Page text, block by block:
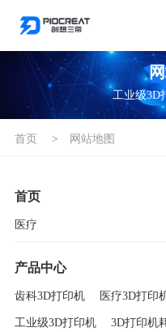
工业级3D
首页 > 网站地图
首页
医疗
产品中心
齿科3D打印机 医疗3D打印
工业级3D打印机 3D打印机